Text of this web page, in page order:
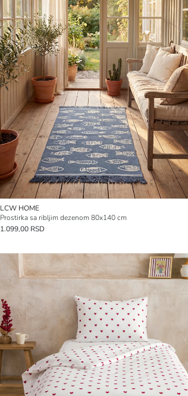
LCW HOME
Prostirka sa ribljim dezenom 80x140 cm
1.099,00 RSD